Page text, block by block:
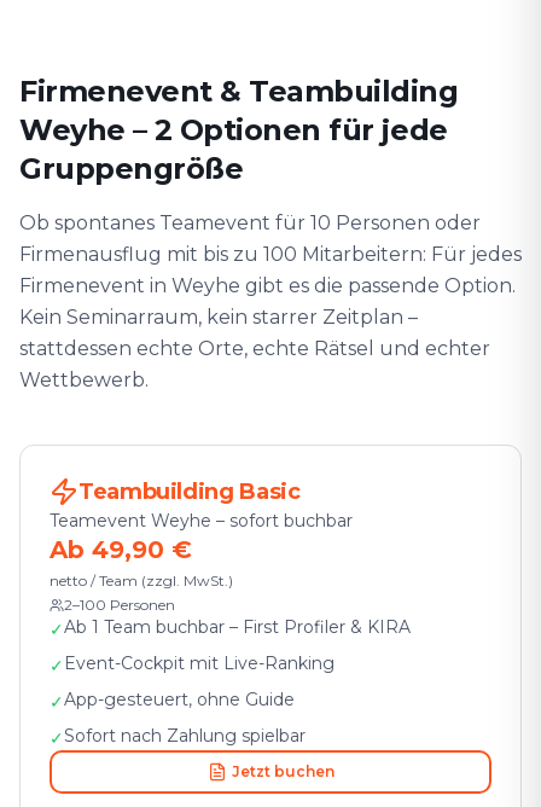
Firmenevent & Teambuilding
Weyhe⁠ – 2 Optionen für jede
Gruppengröße
Ob spontanes Teamevent für 10 Personen oder
Firmenausflug mit bis zu 100 Mitarbeitern: Für jedes
Firmenevent in Weyhe⁠ gibt es die passende Option.
Kein Seminarraum, kein starrer Zeitplan –
stattdessen echte Orte, echte Rätsel und echter
Wettbewerb.
Teambuilding Basic
Teamevent Weyhe⁠ – sofort buchbar
Ab 49,90 €
netto / Team (zzgl. MwSt.)
2–100 Personen
✓Ab 1 Team buchbar – First Profiler & KIRA
✓ Event-Cockpit mit Live-Ranking
✓App-gesteuert, ohne Guide
✓Sofort nach Zahlung spielbar
Jetzt buchen